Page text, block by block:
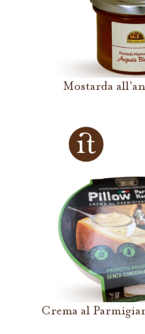
Mostarda
Crema al